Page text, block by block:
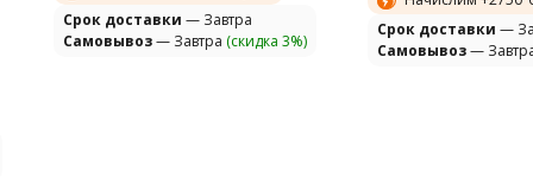
Cрок доставки — Завтра
Самовывоз— Завтра (скидка 3%)
Cрок доставки —
Самовывоз—